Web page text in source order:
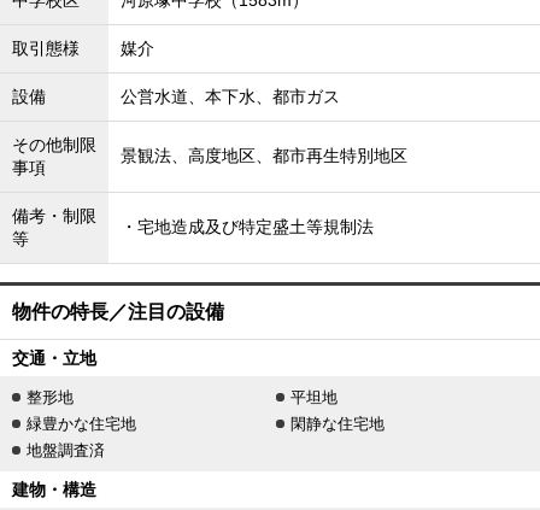
取引態様 媒介
設備 公営水道、本下水、都市ガス
その他制限
事項
景観法、高度地区、都市再生特別地区
備考・制限
等
・宅地造成及び特定盛土等規制法
物件の特長／注目の設備
交通・立地
整形地
平坦地
緑豊かな住宅地
閑静な住宅地
地盤調査済
建物・構造